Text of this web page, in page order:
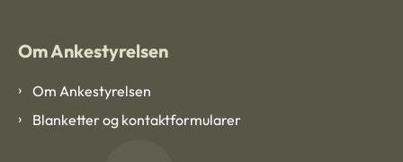
Om Ankestyrelsen
Om Ankestyrelsen
Blanketter og kontaktformularer